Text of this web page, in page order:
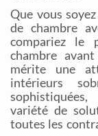
Que vous
de chambre
compariez le
chambre
mérite une
intérieurs
variété de
toutes les